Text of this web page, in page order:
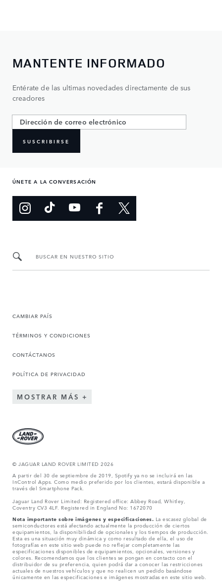
MANTENTE INFORMADO
Entérate de las ultimas novedades directamente de sus
creadores
SUSCRIBIRSE
ÚNETE A LA CONVERSACIÓN
BUSCAR EN NUESTRO SITIO
CAMBIAR PAÍS
TÉRMINOS Y CONDICIONES
CONTÁCTANOS
POLÍTICA DE PRIVACIDAD
MOSTRAR MÁS
© JAGUAR LAND ROVER LIMITED 2026
A partir del 30 de septiembre de 2019, Spotify ya no se incluirá en las
InControl Apps. Como medio preferido por los clientes, estará disponible a
través del Smartphone Pack.
Jaguar Land Rover Limited: Registered office: Abbey Road, Whitley,
Coventry CV3 4LF. Registered in England No: 1672070
Nota importante sobre imágenes y especificaciones. La escasez global de
semiconductores está afectando actualmente la producción de ciertos
equipamientos, la disponibilidad de opcionales y los tiempos de producción.
Esta es una situación muy dinámica y como resultado de ella, el uso de
fotografías en este sitio web puede no reflejar completamente las
especificaciones disponibles de equipamientos, opcionales, versiones y
colores. Recomendamos que los clientes se pongan en contacto con el
distribuidor de su preferencia, quien podrá dar a conocer las restricciones
actuales de nuestros vehículos y que no realicen un pedido basándose
únicamente en las especificaciones e imágenes mostradas en este sitio web.